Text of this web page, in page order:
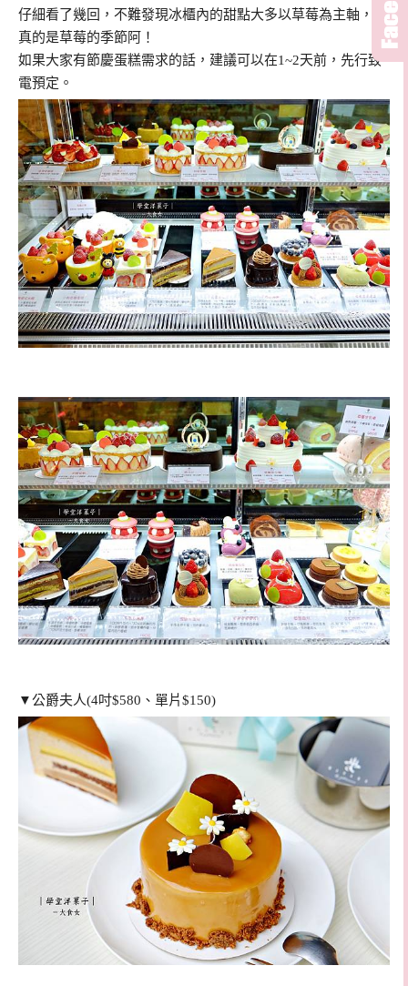
仔細看了幾回，不難發現冰櫃內的甜點大多以草莓為主軸，這
真的是草莓的季節阿！
如果大家有節慶蛋糕需求的話，建議可以在1~2天前，先行致
電預定。
▼公爵夫人(4吋$580、單片$150)